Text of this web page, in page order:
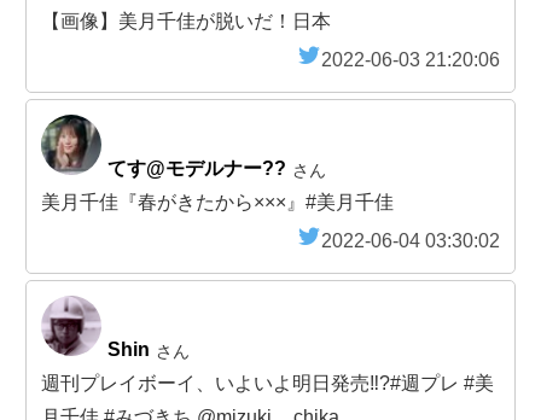
【画像】美月千佳が脱いだ！日本
2022-06-03 21:20:06
てす@モデルナー?? さん
美月千佳『春がきたから×××』#美月千佳
2022-06-04 03:30:02
Shin さん
週刊プレイボーイ、いよいよ明日発売‼?#週プレ #美